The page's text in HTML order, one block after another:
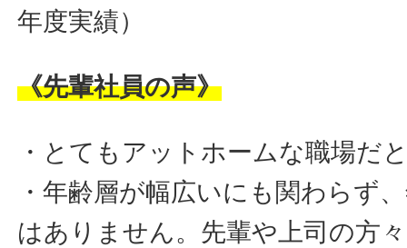
年度実績）
《先輩社員の声》
・とてもアットホームな職場だ
・年齢層が幅広いにも関わらず
はありません。先輩や上司の方